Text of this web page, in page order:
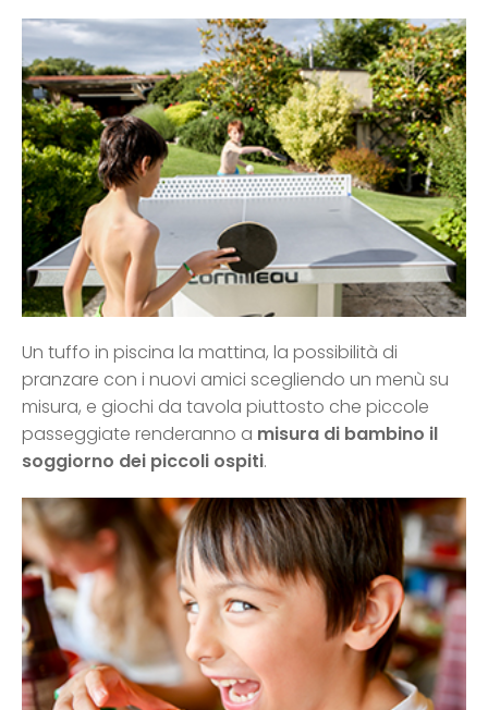
Un tuffo in piscina la mattina, la possibilità di
pranzare con i nuovi amici scegliendo un menù su
misura, e giochi da tavola piuttosto che piccole
passeggiate renderanno a misura di bambino il
soggiorno dei piccoli ospiti.